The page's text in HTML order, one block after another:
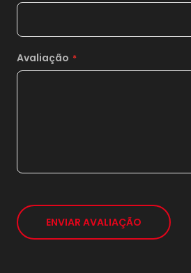
1xsem juros de
*
Avaliação
ENVIAR AVALIAÇÃO